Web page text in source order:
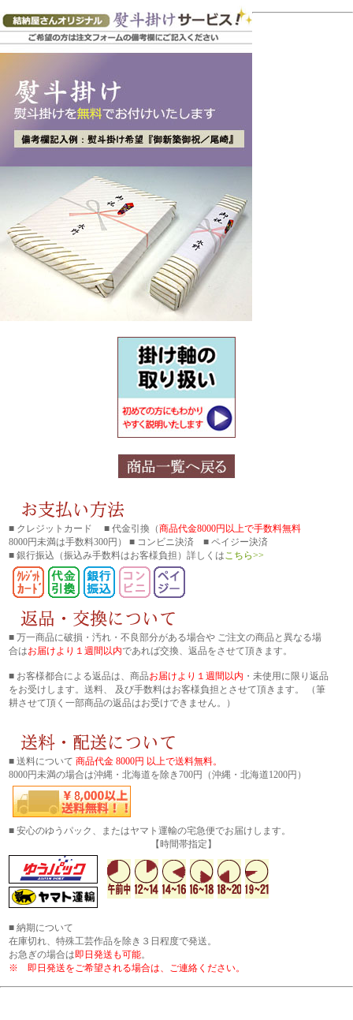
■ クレジットカード ■ 代金引換（商品代金8000円以上で手数料無料
8000円未満は手数料300円） ■ コンビニ決済 ■ ペイジー決済
■ 銀行振込 （振込み手数料はお客様負担）詳しくはこちら>>
■ 万一商品に破損・汚れ・不良部分がある場合や ご注文の商品と異なる場
合はお届けより１週間以内であれば交換、返品をさせて頂きます。
■ お客様都合による返品は、商品お届けより１週間以内 ・未使用に限り返品
をお受けします。送料、 及び手数料はお客様負担とさせて頂きます。 （筆
耕させて頂く一部商品の返品はお受けできません。）
■ 送料について 商品代金 8000円 以上で送料無料。
8000円未満の場合は沖縄・北海道を除き700円（沖縄・北海道1200円）
■ 安心のゆうパック、またはヤマト運輸の宅急便でお届けします。
【時間帯指定】
■ 納期について
在庫切れ、特殊工芸作品を除き３日程度で発送。
お急ぎの場合は即日発送も可能。
※ 即日発送をご希望される場合は、ご連絡ください。